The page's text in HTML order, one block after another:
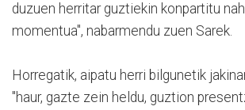
duzuen herritar guztiekin konpartitu
momentua", nabarmendu zuen Sarek.
Horregatik, aipatu herri bilgunetik
"haur, gazte zein heldu, guztion